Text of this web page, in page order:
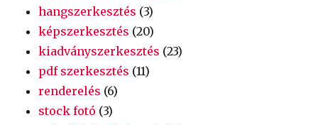
hangszerkesztés (3)
képszerkesztés (20)
kiadványszerkesztés (23)
pdf szerkesztés (11)
renderelés (6)
stock fotó (3)